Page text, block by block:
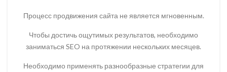
Процесс продвижения сайта не является мгновенным.
Чтобы достичь ощутимых результатов, необходимо
заниматься SEO на протяжении нескольких месяцев.
Необходимо применять разнообразные стратегии для